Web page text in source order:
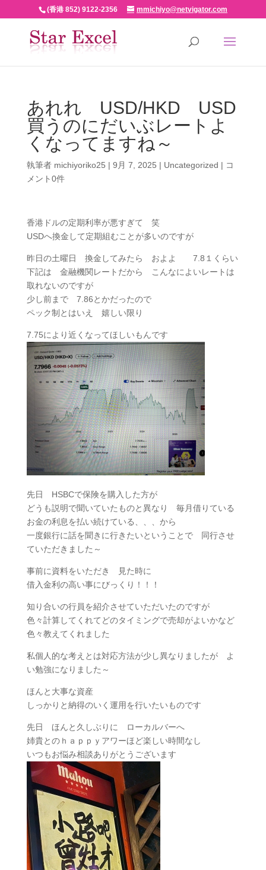
(香港 852) 9122-2356 mmichiyo@netvigator.com
あれれ USD/HKD USD
買うのにだいぶレートよ
くなってますね～
執筆者 michiyoriko25 | 9月 7, 2025 | Uncategorized | コ
メント0件
香港ドルの定期利率が悪すぎて 笑
USDへ換金して定期組むことが多いのですが
昨日の土曜日 換金してみたら およよ 7.8１くらい
下記は 金融機関レートだから こんなによいレートは
取れないのですが
少し前まで 7.86とかだったので
ペック制とはいえ 嬉しい限り
7.75により近くなってほしいもんです
先日 HSBCで保険を購入した方が
どうも説明で聞いていたものと異なり 毎月借りている
お金の利息を払い続けている、、、から
一度銀行に話を聞きに行きたいということで 同行させ
ていただきました～
事前に資料をいただき 見た時に
借入金利の高い事にびっくり！！！
知り合いの行員を紹介させていただいたのですが
色々計算してくれてどのタイミングで売却がよいかなど
色々教えてくれました
私個人的な考えとは対応方法が少し異なりましたが よ
い勉強になりました～
ほんと大事な資産
しっかりと納得のいく運用を行いたいものです
先日 ほんと久しぶりに ローカルバーへ
姉貴とのｈａｐｐｙアワーほど楽しい時間なし
いつもお悩み相談ありがとうございます